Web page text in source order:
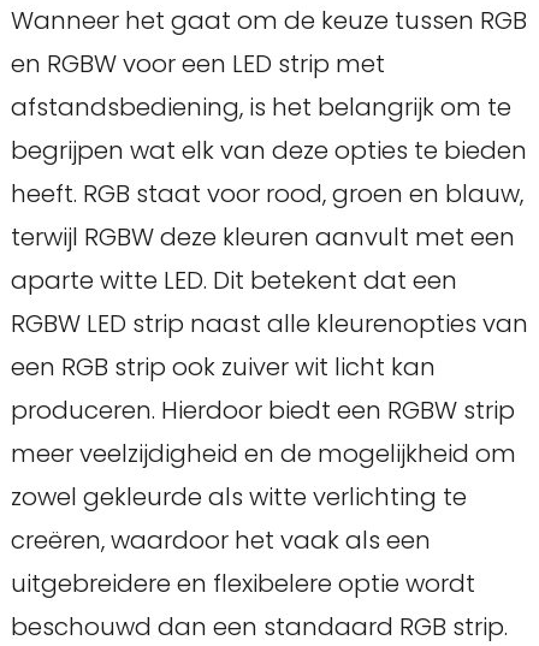
Wanneer het gaat om de keuze tussen RGB
en RGBW voor een LED strip met
afstandsbediening, is het belangrijk om te
begrijpen wat elk van deze opties te bieden
heeft. RGB staat voor rood, groen en blauw,
terwijl RGBW deze kleuren aanvult met een
aparte witte LED. Dit betekent dat een
RGBW LED strip naast alle kleurenopties van
een RGB strip ook zuiver wit licht kan
produceren. Hierdoor biedt een RGBW strip
meer veelzijdigheid en de mogelijkheid om
zowel gekleurde als witte verlichting te
creëren, waardoor het vaak als een
uitgebreidere en flexibelere optie wordt
beschouwd dan een standaard RGB strip.